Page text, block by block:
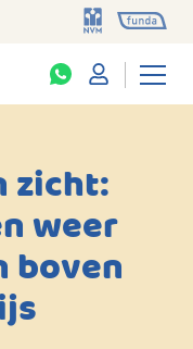
zicht:
weer
boven